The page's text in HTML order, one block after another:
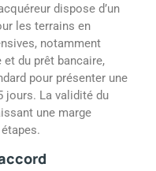
dispose d’un
les terrains en
notamment
et du prêt bancaire,
pour présenter une
jours. La validité du
une marge